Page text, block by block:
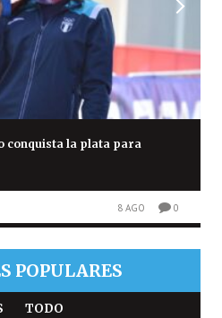
conquista la plata para
8 AGO 0
POPULARES
TODO